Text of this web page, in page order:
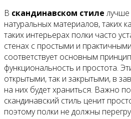
В скандинавском стиле лучше
натуральных материалов, таких
таких интерьерах полки часто
стенах с простыми и
соответствует основным
функциональность и простота.
открытыми, так и закрытыми, в
на них будет храниться. Важно
скандинавский стиль ценит
поэтому полки не должны